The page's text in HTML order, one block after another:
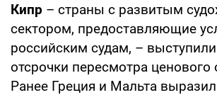
Кипр – страны с развитым
сектором, предоставляющие
российским судам, –
отсрочки пересмотра ценового
Ранее Греция и Мальта